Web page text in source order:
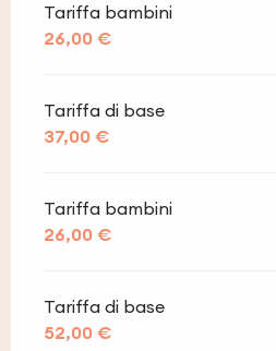
Tariffa bambini
26,00 €
Tariffa di base
37,00 €
Tariffa bambini
26,00 €
Tariffa di base
52,00 €